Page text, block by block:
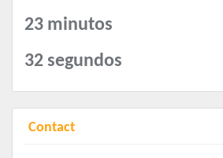
23 minutos
32 segundos
Contact